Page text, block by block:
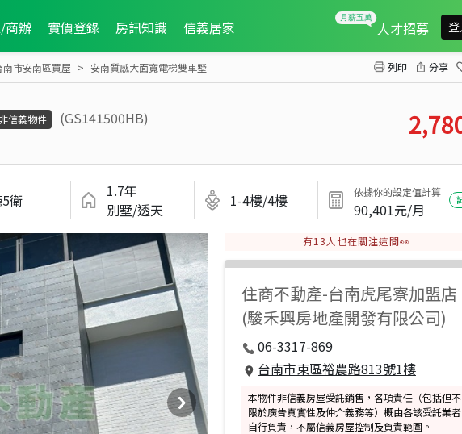
商辦 實價登錄 房訊知識 信義居家 人才招募
南市安南區買屋 安南質感大面寬電梯雙車墅 列印 分享
信義物件
(GS141500HB)
衛
1.7年
別墅/透天
1-4樓/4樓 依據你的設定值計算
90,401元/月
有13 人也在關注這間👀
住商不動產-台南虎尾寮加盟店
(駿禾興房地產開發有限公司)
06-3317-869
台南市東區裕農路813號1樓
本物件非信義房屋受託銷售，各項責任（包括但不
限於廣告真實性及仲介義務等）概由各該受託業者
自行負責，不屬信義房屋控制及負責範圍。